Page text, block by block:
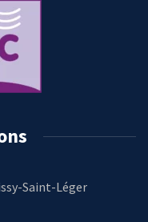
Saint-Léger